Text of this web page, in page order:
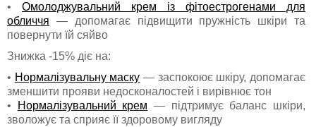
• Омолоджувальний крем із фітоестрогенами для
обличчя — допомагає підвищити пружність шкіри та
повернути їй сяйво
Знижка -15% діє на:
• Нормалізувальну маску — заспокоює шкіру, допомагає
зменшити прояви недосконалостей і вирівнює тон
•
Нормалізувальний крем — підтримує баланс шкіри,
зволожує та сприяє її здоровому вигляду